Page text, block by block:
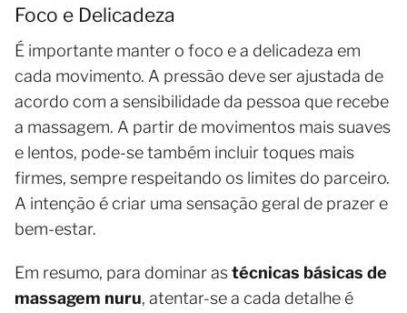
Foco e Delicadeza
É importante manter o foco e a delicadeza em
cada movimento. A pressão deve ser ajustada de
acordo com a sensibilidade da pessoa que recebe
a massagem. A partir de movimentos mais suaves
e lentos, pode-se também incluir toques mais
firmes, sempre respeitando os limites do parceiro.
A intenção é criar uma sensação geral de prazer e
bem-estar.
Em resumo, para dominar astécnicas básicas de
massagem nuru, atentar-se a cada detalhe é